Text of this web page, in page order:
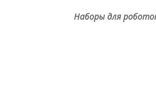
Наборы для